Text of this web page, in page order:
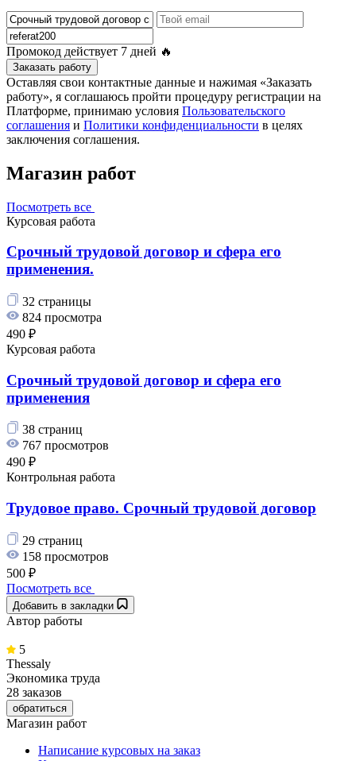
Промокод действует 7 дней 🔥
Заказать работу
Оставляя свои контактные данные и нажимая «Заказать
работу», я соглашаюсь пройти процедуру регистрации на
Платформе, принимаю условия Пользовательского
соглашения и Политики конфиденциальности в целях
заключения соглашения.
Магазин работ
Посмотреть все
Курсовая работа
Срочный трудовой договор и сфера его
применения.
32 страницы
824 просмотра
490 ₽
Курсовая работа
Срочный трудовой договор и сфера его
применения
38 страниц
767 просмотров
490 ₽
Контрольная работа
Трудовое право. Срочный трудовой договор
29 страниц
158 просмотров
500 ₽
Посмотреть все
Добавить в закладки
Автор работы
5
Thessaly
Экономика труда
28 заказов
обратиться
Магазин работ
Написание курсовых на заказ